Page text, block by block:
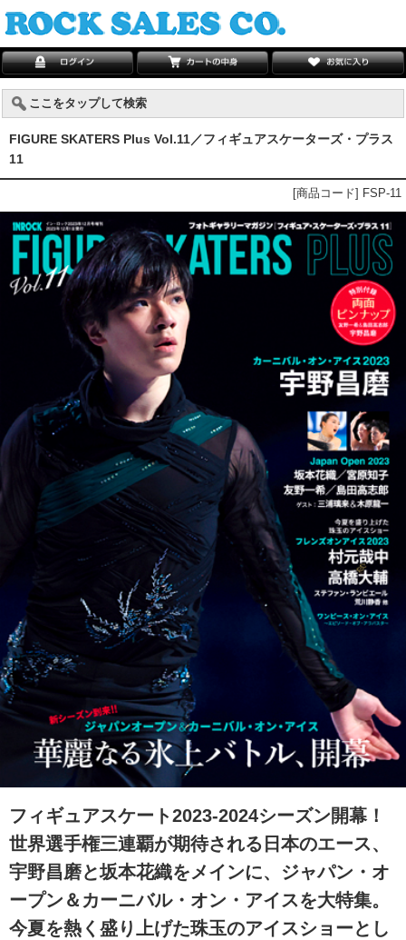
ここをタップして検索
FIGURE SKATERS Plus Vol.11／フィギュアスケーターズ・プラス
11
[商品コード] FSP-11
フィギュアスケート2023-2024シーズン開幕！
世界選手権三連覇が期待される日本のエース、
宇野昌磨と坂本花織をメインに、ジャパン・オ
ープン＆カーニバル・オン・アイスを大特集。
今夏を熱く盛り上げた珠玉のアイスショーとし